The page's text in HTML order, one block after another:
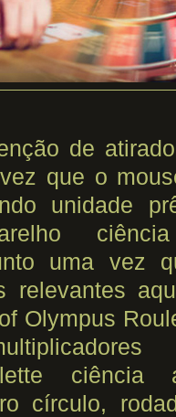
de
que o
unidade
ciência
uma vez
relevantes
Olympus
ciência
círculo,